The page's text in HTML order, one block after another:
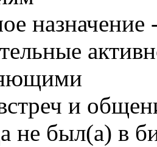
назначение
и
не был(а) в